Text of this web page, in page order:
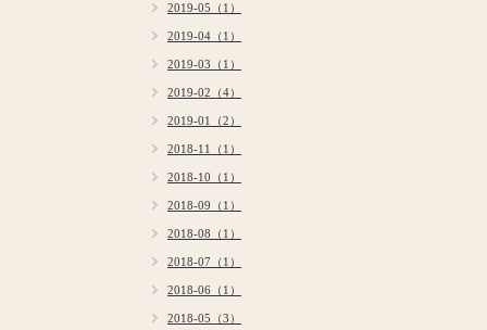
2019-05（1）
2019-04（1）
2019-03（1）
2019-02（4）
2019-01（2）
2018-11（1）
2018-10（1）
2018-09（1）
2018-08（1）
2018-07（1）
2018-06（1）
2018-05（3）